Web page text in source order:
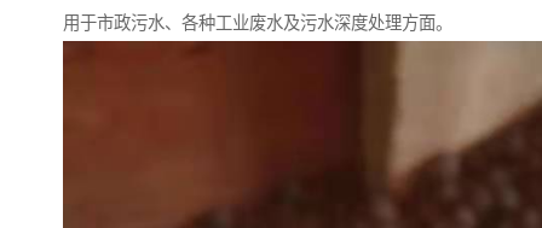
用于市政污水、各种工业废水及污水深度处理方面。